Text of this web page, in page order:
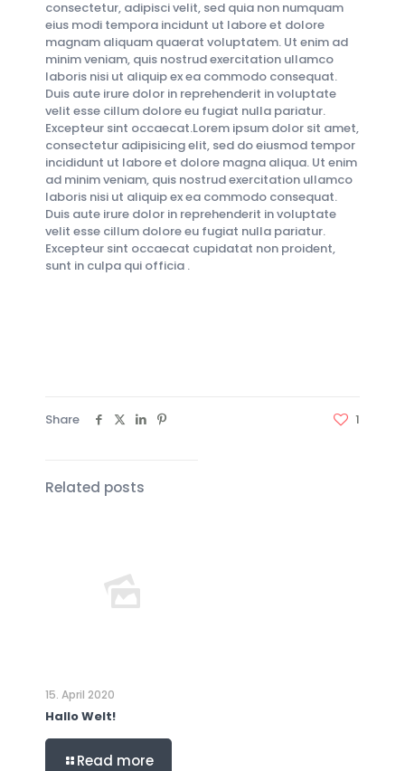
consectetur, adipisci velit, sed quia non numquam
eius modi tempora incidunt ut labore et dolore
magnam aliquam quaerat voluptatem. Ut enim ad
minim veniam, quis nostrud exercitation ullamco
laboris nisi ut aliquip ex ea commodo consequat.
Duis aute irure dolor in reprehenderit in voluptate
velit esse cillum dolore eu fugiat nulla pariatur.
Excepteur sint occaecat.Lorem ipsum dolor sit amet,
consectetur adipisicing elit, sed do eiusmod tempor
incididunt ut labore et dolore magna aliqua. Ut enim
ad minim veniam, quis nostrud exercitation ullamco
laboris nisi ut aliquip ex ea commodo consequat.
Duis aute irure dolor in reprehenderit in voluptate
velit esse cillum dolore eu fugiat nulla pariatur.
Excepteur sint occaecat cupidatat non proident,
sunt in culpa qui officia .
Share 1
Related posts
15. April 2020
Hallo Welt!
Read more